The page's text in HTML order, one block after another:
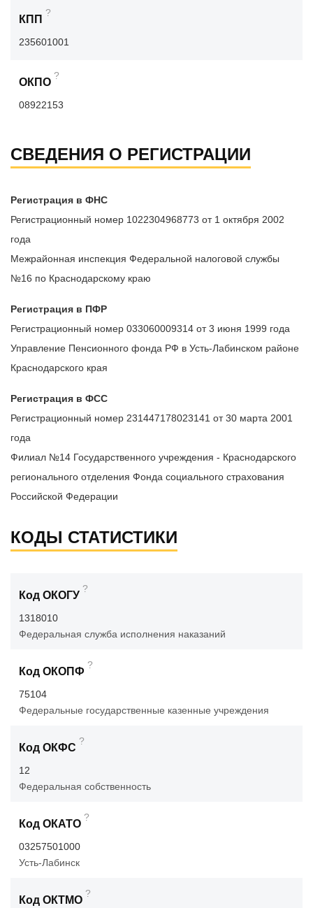
КПП
?
235601001
ОКПО
?
08922153
СВЕДЕНИЯ О РЕГИСТРАЦИИ
Регистрация в ФНС
Регистрационный номер 1022304968773 от 1 октября 2002
года
Межрайонная инспекция Федеральной налоговой службы
№16 по Краснодарскому краю
Регистрация в ПФР
Регистрационный номер 033060009314 от 3 июня 1999 года
Управление Пенсионного фонда РФ в Усть-Лабинском районе
Краснодарского края
Регистрация в ФСС
Регистрационный номер 231447178023141 от 30 марта 2001
года
Филиал №14 Государственного учреждения - Краснодарского
регионального отделения Фонда социального страхования
Российской Федерации
КОДЫ СТАТИСТИКИ
Код ОКОГУ
?
1318010
Федеральная служба исполнения наказаний
Код ОКОПФ
?
75104
Федеральные государственные казенные учреждения
Код ОКФС
?
12
Федеральная собственность
Код ОКАТО
?
03257501000
Усть-Лабинск
Код ОКТМО
?